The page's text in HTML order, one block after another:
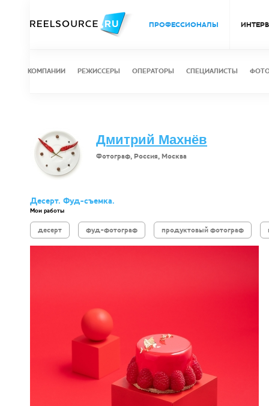
ПРОФЕССИОНАЛЫ
КОМПАНИИ РЕЖИССЕРЫ ОПЕРАТОРЫ СПЕЦИАЛИСТЫ
Дмитрий Махнёв
Фотограф, Россия, Москва
Десерт. Фуд-съемка.
Мои работы
десерт фуд-фотограф продуктовый фотограф